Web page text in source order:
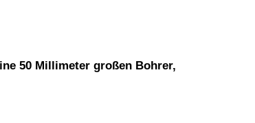
50 Millimeter großen Bohrer,